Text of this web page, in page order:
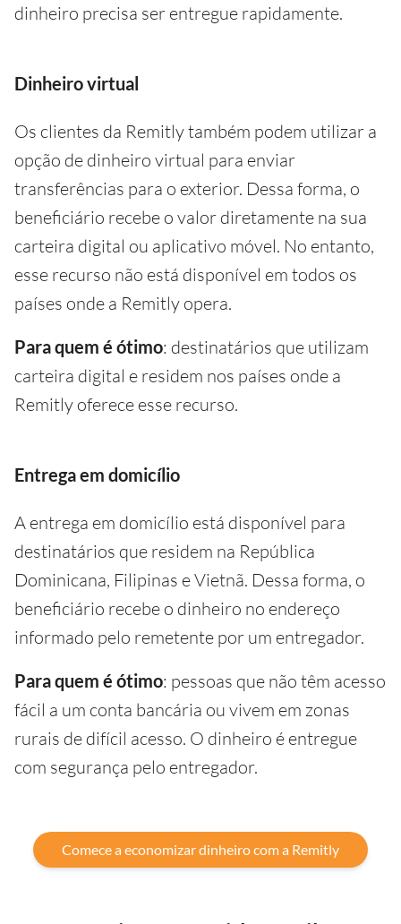
dinheiro precisa ser entregue rapidamente.
Dinheiro virtual
Os clientes da Remitly também podem utilizar a
opção de dinheiro virtual para enviar
transferências para o exterior. Dessa forma, o
beneficiário recebe o valor diretamente na sua
carteira digital ou aplicativo móvel. No entanto,
esse recurso não está disponível em todos os
países onde a Remitly opera.
Para quem é ótimo: destinatários que utilizam
carteira digital e residem nos países onde a
Remitly oferece esse recurso.
Entrega em domicílio
A entrega em domicílio está disponível para
destinatários que residem na República
Dominicana, Filipinas e Vietnã. Dessa forma, o
beneficiário recebe o dinheiro no endereço
informado pelo remetente por um entregador.
Para quem é ótimo: pessoas que não têm acesso
fácil a um conta bancária ou vivem em zonas
rurais de difícil acesso. O dinheiro é entregue
com segurança pelo entregador.
Comece a economizar dinheiro com a Remitly